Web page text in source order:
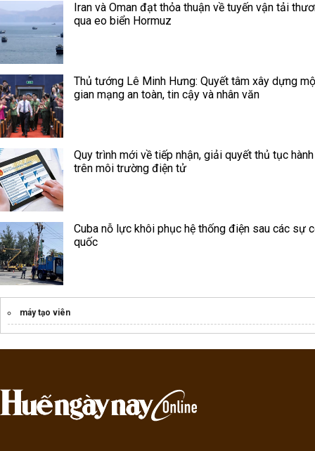
Iran và Oman đạt thỏa thuận về tuyến vận tải
qua eo biển Hormuz
Thủ tướng Lê Minh Hưng: Quyết tâm xây dựng
gian mạng an toàn, tin cậy và nhân văn
Quy trình mới về tiếp nhận, giải quyết thủ tục
trên môi trường điện tử
Cuba nỗ lực khôi phục hệ thống điện sau các sự
quốc
máy tạo viên